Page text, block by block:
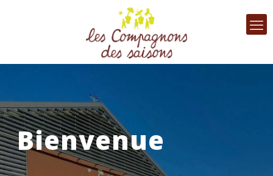
Bienvenue